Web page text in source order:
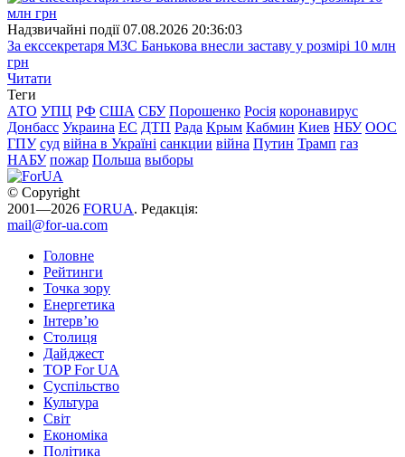
Надзвичайні події 07.08.2026 20:36:03
За екссекретаря МЗС Банькова внесли заставу у розмірі 10 млн
грн
Читати
Теги
АТО УПЦ РФ США СБУ Порошенко Росія коронавирус
Донбасс Украина ЕС ДТП Рада Крым Кабмин Киев НБУ ООС
ГПУ суд війна в Україні санкции війна Путин Трамп газ
НАБУ пожар Польша выборы
© Copyright
2001—2026 FORUA. Редакція:
mail@for-ua.com
Головне
Рейтинги
Точка зору
Енергетика
Інтерв’ю
Столиця
Дайджест
TOP For UA
Суспiльство
Культура
Світ
Економіка
Політика